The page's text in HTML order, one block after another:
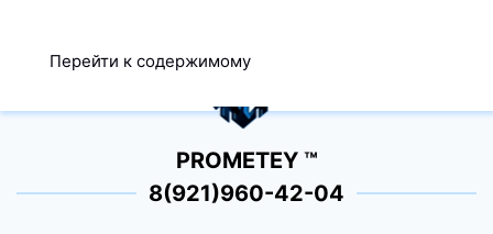
Перейти к содержимому
0
PROMETEY ™
8(921)960-42-04